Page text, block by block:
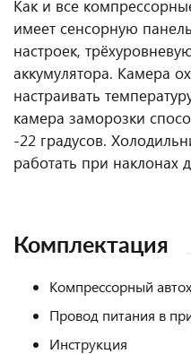
Как и все
имеет сенсорную
настроек,
аккумулятора. Камера
настраивать
камера заморозки
-22 градусов.
работать при наклонах
Комплектация
Компрессорный
Провод питания в
Инструкция